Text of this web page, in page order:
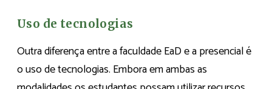
Uso de tecnologias
Outra diferença entre a faculdade EaD e a presencial é
o uso de tecnologias. Embora em ambas as